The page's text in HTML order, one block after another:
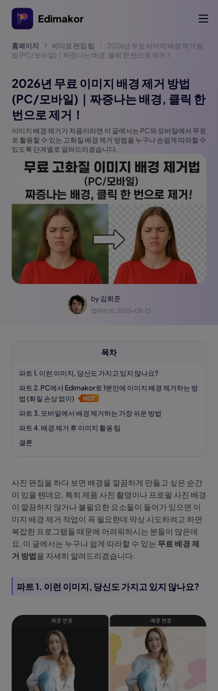
Edimakor
홈페이지 비디오 편집 팁
2026년 무료 이미지 배경 제거 방
법 (PC/모바일)｜짜증나는 배경, 클릭 한 번으로 제거！
2026년 무료 이미지 배경 제거 방법
(PC/모바일)｜짜증나는 배경, 클릭 한
번으로 제거！
이미지 배경 제거가 처음이라면 이 글에서는 PC와 모바일에서 무료
로 활용할 수 있는 고화질 배경 제거 방법을 누구나 손쉽게 따라할 수
있도록 단계별로 알려드리겠습니다.
by 김희준
업데이트: 2025-08-13
목차
파트 1. 이런 이미지, 당신도 가지고 있지 않나요?
파트 2. PC에서 Edimakor로 1분만에 이미지 배경 제거하는 방
법 (화질 손상 없이)
파트 3. 모바일에서 배경 제거하는 가장 쉬운 방법
파트 4. 배경 제거 후 이미지 활용 팁
결론
사진 편집을 하다 보면 배경을 깔끔하게 만들고 싶은 순간
이 있을 텐데요. 특히 제품 사진 촬영이나 프로필 사진 배경
이 깔끔하지 않거나 불필요한 요소들이 들어가 있으면 이
미지 배경 제거 작업이 꼭 필요한데 막상 시도하려고 하면
복잡한 프로그램들 때문에 어려워하시는 분들이 많은데
요, 이 글에서는 누구나 쉽게 따라할 수 있는 무료 배경 제
거 방법을 자세히 알려드리겠습니다.
파트 1. 이런 이미지, 당신도 가지고 있지 않나요?